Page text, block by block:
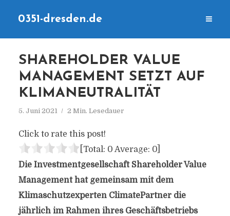
0351-dresden.de
SHAREHOLDER VALUE
MANAGEMENT SETZT AUF
KLIMANEUTRALITÄT
5. Juni 2021 2 Min. Lesedauer
Click to rate this post!
[Total: 0 Average: 0]
Die Investmentgesellschaft Shareholder Value
Management hat gemeinsam mit dem
Klimaschutzexperten ClimatePartner die
jährlich im Rahmen ihres Geschäftsbetriebs